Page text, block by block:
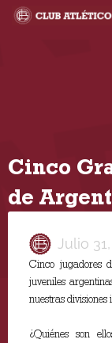
Cinco
de
Julio
Cinco jugadores
juveniles
nuestras divisiones
¿Quiénes son